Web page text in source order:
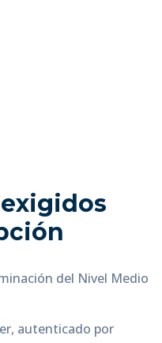
del Nivel Medio
autenticado por